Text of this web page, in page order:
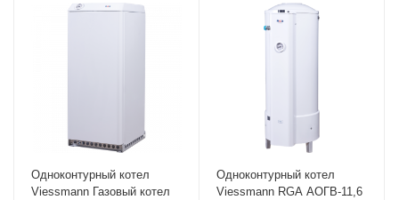
Одноконтурный котел
Viessmann Газовый котел
Одноконтурный котел
Viessmann RGA АОГВ-11,6